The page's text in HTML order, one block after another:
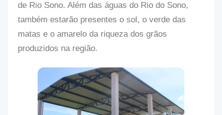
de Rio Sono. Além das águas do Rio do Sono,
também estarão presentes o sol, o verde das
matas e o amarelo da riqueza dos grãos
produzidos na região.